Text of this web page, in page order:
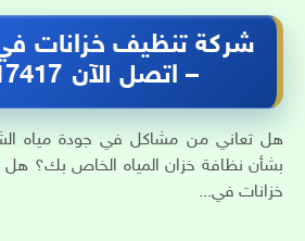
شركة تنظيف خزانات
– اتصل الآن 0556017417
هل تعاني من مشاكل في جودة مياه
بشأن نظافة خزان المياه الخاص بك؟
خزانات في...